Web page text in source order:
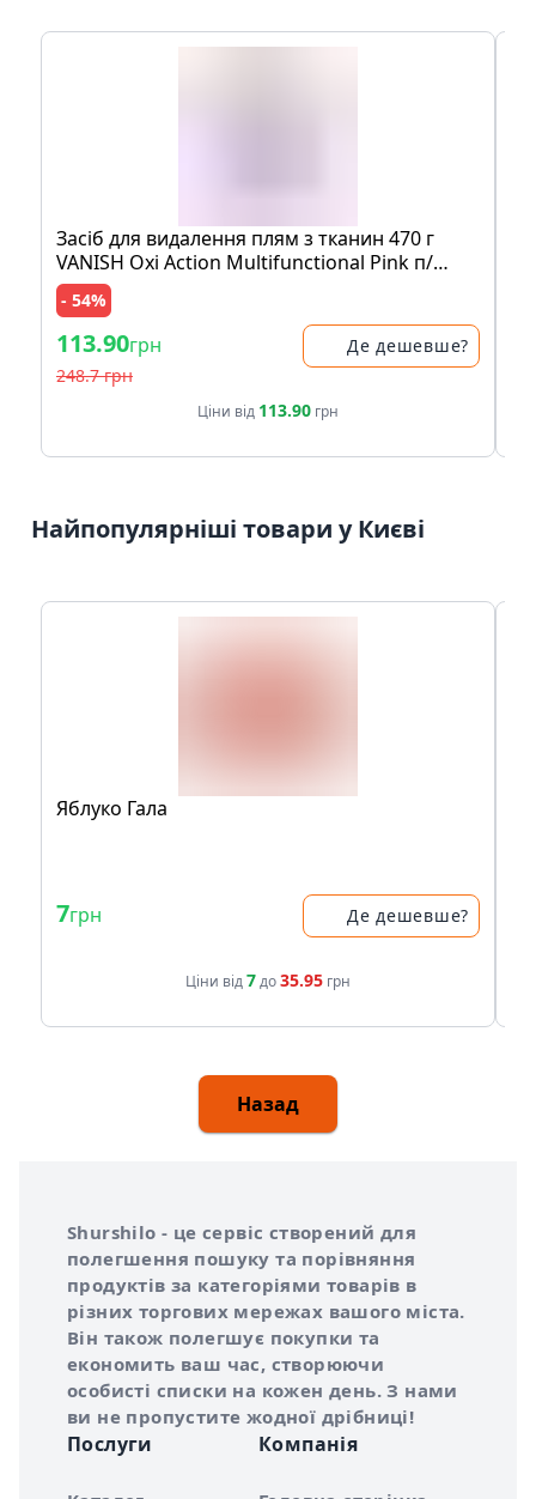
Засіб для видалення плям з тканин 470 г
VANISH Oxi Action Multifunctional Pink п/
банка
- 54%
113.90грн
248.7 грн
Де дешевше?
Ціни від 113.90 грн
Найпопулярніші товари у Києві
Яблуко Гала
7грн Де дешевше?
Ціни від7до35.95 грн
Назад
Про сервіс Shurshilo
Shurshilo - це сервіс створений для
полегшення пошуку та порівняння
продуктів за категоріями товарів в
різних торгових мережах вашого міста.
Він також полегшує покупки та
економить ваш час, створюючи
особисті списки на кожен день. З нами
ви не пропустите жодної дрібниці!
Послуги Компанія